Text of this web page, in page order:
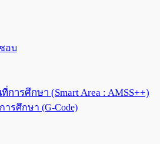
อบ
ารศึกษา (Smart Area : AMSS++)
รศึกษา (G-Code)